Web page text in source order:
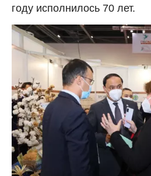
году исполнилось 70 лет.